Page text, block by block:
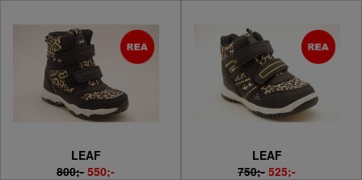
LEAF
800;- 550;-
LEAF
750;- 525;-